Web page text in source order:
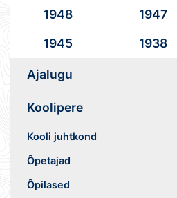
1948
1947
1945
1938
Ajalugu
Koolipere
Kooli juhtkond
Õpetajad
Õpilased